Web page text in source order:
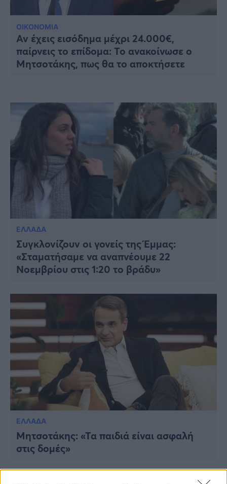
Υγεία
Γυναίκα
Καιρός
Viral
Κουζίνα
Pet
Πίστη
ΟΙΚΟΝΟΜΙΑ
Αν έχεις εισόδημα μέχρι 24.000€,
παίρνεις το επίδομα: Το ανακοίνωσε ο
Μητσοτάκης, πως θα το αποκτήσετε
ΕΛΛΑΔΑ
Συγκλονίζουν οι γονείς της Έμμας:
«Σταματήσαμε να αναπνέουμε 22
Νοεμβρίου στις 1:20 το βράδυ»
ΕΛΛΑΔΑ
Μητσοτάκης: «Τα παιδιά είναι ασφαλή
στις δομές»